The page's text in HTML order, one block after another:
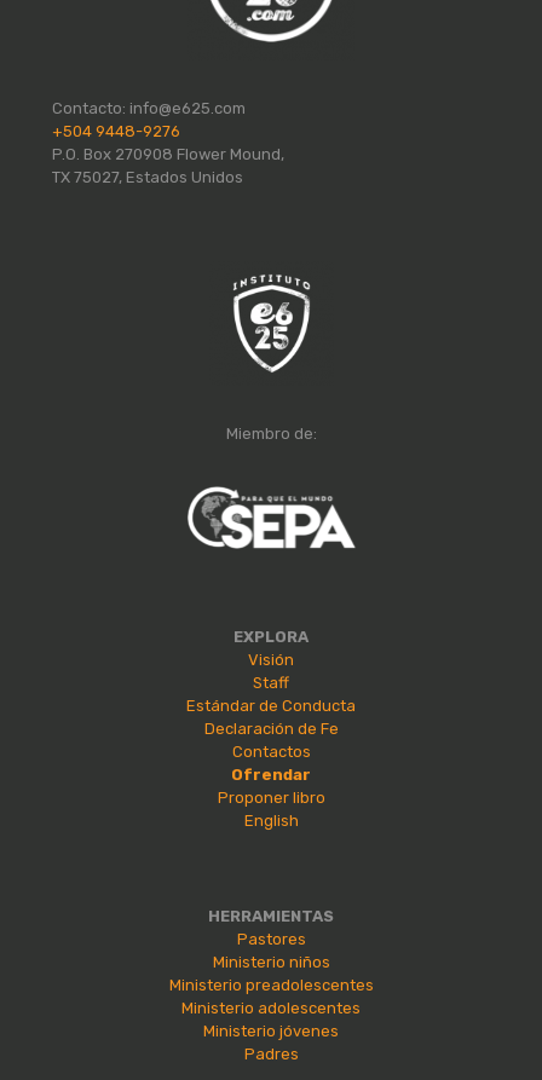
Contacto: info@e625.com
+504 9448-9276
P.O. Box 270908 Flower Mound,
TX 75027, Estados Unidos
Miembro de:
EXPLORA
Visión
Staff
Estándar de Conducta
Declaración de Fe
Contactos
Ofrendar
Proponer libro
English
HERRAMIENTAS
Pastores
Ministerio niños
Ministerio preadolescentes
Ministerio adolescentes
Ministerio jóvenes
Padres